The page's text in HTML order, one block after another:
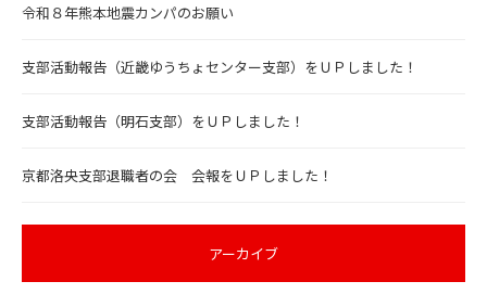
令和８年熊本地震カンパのお願い
支部活動報告（近畿ゆうちょセンター支部）をＵＰしました！
支部活動報告（明石支部）をＵＰしました！
京都洛央支部退職者の会 会報をＵＰしました！
アーカイブ